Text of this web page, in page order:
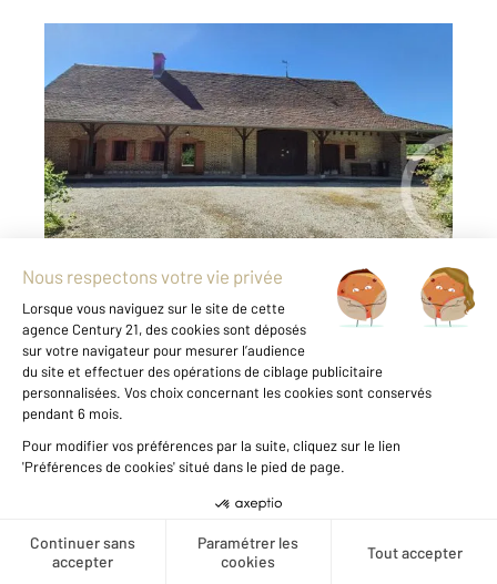
Créer une alerte
BRUAILLES 71
95 m2, 4 pièces
Ref : 2900
Maison à vendre
219 000 €
Authentique ferme bressane pleine de charme
authentique ferme bressane d'environ 95 m²
habitables, implantée sur un magnifique
terrain d'environ 17 480 m², offrant un cadre de
vie agréable De plain-pied, vous découvrirez ...